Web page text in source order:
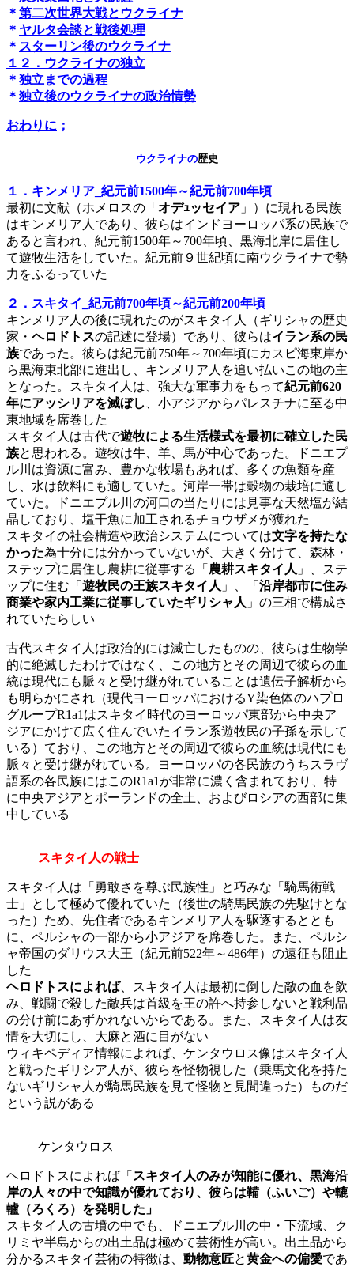
＊ 第二次世界大戦とウクライナ
＊ ヤルタ会談と戦後処理
＊ スターリン後のウクライナ
１２．ウクライナの独立
＊ 独立までの過程
＊ 独立後のウクライナの政治情勢
おわりに ；
ウクライナの歴史
１．キンメリア_紀元前1500年～紀元前700年頃
最初に文献（ホメロスの「 オデｭッセイア 」）に現れる民族
はキンメリア人であり、彼らはインドヨーロッパ系の民族で
あると言われ、紀元前1500年～700年頃、黒海北岸に居住し
て遊牧生活をしていた。紀元前９世紀頃に南ウクライナで勢
力をふるっていた
２．スキタイ_紀元前700年頃～紀元前200年頃
キンメリア人の後に現れたのがスキタイ人（ギリシャの歴史
家・ ヘロドトスの記述に登場）であり、彼らはイラン系の民
族であった。彼らは紀元前750年～700年頃にカスピ海東岸か
ら黒海東北部に進出し、キンメリア人を追い払いこの地の主
となった。スキタイ人は、強大な軍事力をもって紀元前620
年にアッシリアを滅ぼし
、小アジアからパレスチナに至る中
東地域を席巻した
スキタイ人は古代で遊牧による生活様式を最初に確立した民
族と思われる。遊牧は牛、羊、馬が中心であった。ドニエプ
ル川は資源に富み、豊かな牧場もあれば、多くの魚類を産
し、水は飲料にも適していた。河岸一帯は穀物の栽培に適し
ていた。ドニエプル川の河口の当たりには見事な天然塩が結
晶しており、塩干魚に加工されるチョウザメが獲れた
スキタイの社会構造や政治システムについては文字を持たな
かった為十分には分かっていないが、大きく分けて、森林・
ステップに居住し農耕に従事する「 農耕スキタイ人 」、ステ
ップに住む「 遊牧民の王族スキタイ人 」、「 沿岸都市に住み
商業や家内工業に従事していたギリシャ人 」の三相で構成さ
れていたらしい
古代スキタイ人は政治的には滅亡したものの、彼らは生物学
的に絶滅したわけではなく、この地方とその周辺で彼らの血
統は現代にも脈々と受け継がれていることは遺伝子解析から
も明らかにされ（現代ヨーロッパにおけるY染色体のハプロ
グループR1a1はスキタイ時代のヨーロッパ東部から中央ア
ジアにかけて広く住んでいたイラン系遊牧民の子孫を示して
いる）ており、この地方とその周辺で彼らの血統は現代にも
脈々と受け継がれている。ヨーロッパの各民族のうちスラヴ
語系の各民族にはこのR1a1が非常に濃く含まれており、特
に中央アジアとポーランドの全土、およびロシアの西部に集
中している
スキタイ人の戦士
スキタイ人は「勇敢さを尊ぶ民族性」と巧みな「騎馬術戦
士」として極めて優れていた（後世の騎馬民族の先駆けとな
った）ため、先住者であるキンメリア人を駆逐するととも
に、ペルシャの一部から小アジアを席巻した。また、ペルシ
ャ帝国のダリウス大王（紀元前522年～486年）の遠征も阻止
した
ヘロドトスによれば、スキタイ人は最初に倒した敵の血を飲
み、戦闘で殺した敵兵は首級を王の許へ持参しないと戦利品
の分け前にあずかれないからである。また、スキタイ人は友
情を大切にし、大麻と酒に目がない
ウィキペディア情報によれば、ケンタウロス像はスキタイ人
と戦ったギリシア人が、彼らを怪物視した（乗馬文化を持た
ないギリシャ人が騎馬民族を見て怪物と見間違った）ものだ
という説がある
ケンタウロス
ヘロドトスによれば「 スキタイ人のみが知能に優れ、黒海沿
岸の人々の中で知識が優れており、彼らは鞴（ふいご）や轆
轤（ろくろ）を発明した」
スキタイ人の古墳の中でも、ドニエプル川の中・下流域、ク
リミヤ半島からの出土品は極めて芸術性が高い。出土品から
分かるスキタイ芸術の特徴は、 動物意匠と黄金への偏愛であ